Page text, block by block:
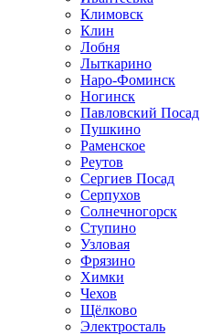
Климовск
Клин
Лобня
Лыткарино
Наро-Фоминск
Ногинск
Павловский Посад
Пушкино
Раменское
Реутов
Сергиев Посад
Серпухов
Солнечногорск
Ступино
Узловая
Фрязино
Химки
Чехов
Щёлково
Электросталь